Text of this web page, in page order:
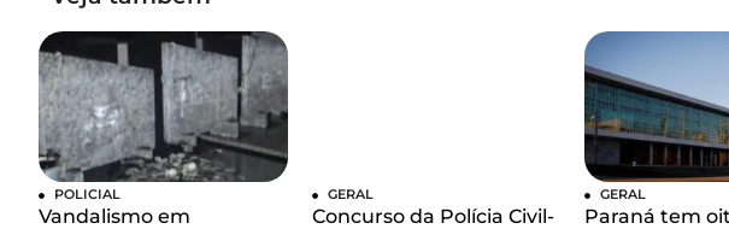
POLICIAL
Vandalismo em
GERAL
Concurso da Polícia Civil-
GERAL
Paraná tem